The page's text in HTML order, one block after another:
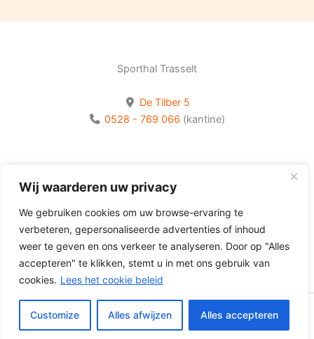
Wij waarderen uw privacy
We gebruiken cookies om uw browse-ervaring te
verbeteren, gepersonaliseerde advertenties of inhoud
weer te geven en ons verkeer te analyseren. Door op "Alles
accepteren" te klikken, stemt u in met ons gebruik van
cookies. Lees het cookie beleid
Customize Alles afwijzen Alles accepteren
Sporthal Trasselt
De Tilber 5
0528 - 769 066 (kantine)
Volg Olhaco op Facebook
Volg Olhaco op Instagram
Volg Olhaco op Youtube
Copyright © 2026 Volleybalvereniging Olhaco